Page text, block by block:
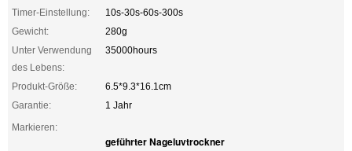
Timer-Einstellung:
10s-30s-60s-300s
Gewicht:
280g
Unter Verwendung
des Lebens:
35000hours
Produkt-Größe:
6.5*9.3*16.1cm
Garantie:
1 Jahr
Markieren:
geführter Nageluvtrockner